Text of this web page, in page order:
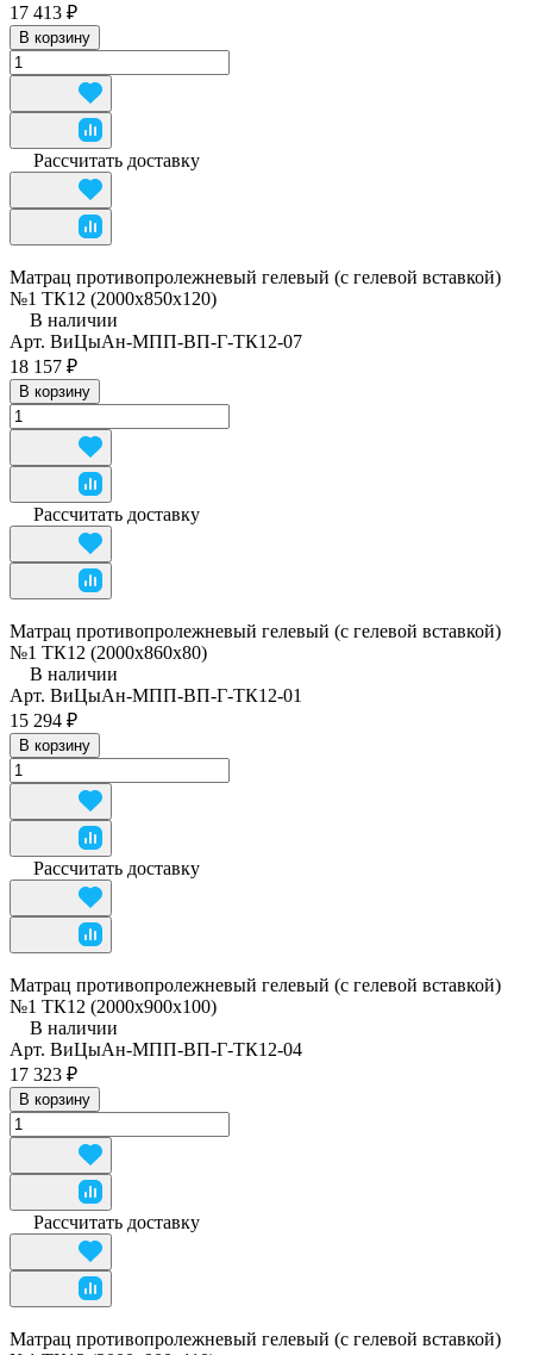
17 413 ₽
В корзину
Рассчитать доставку
Матрац противопролежневый гелевый (с гелевой вставкой)
№1 ТК12 (2000х850х120)
В наличии
Арт. ВиЦыАн-МПП-ВП-Г-ТК12-07
18 157 ₽
В корзину
Рассчитать доставку
Матрац противопролежневый гелевый (с гелевой вставкой)
№1 ТК12 (2000х860х80)
В наличии
Арт. ВиЦыАн-МПП-ВП-Г-ТК12-01
15 294 ₽
В корзину
Рассчитать доставку
Матрац противопролежневый гелевый (с гелевой вставкой)
№1 ТК12 (2000х900х100)
В наличии
Арт. ВиЦыАн-МПП-ВП-Г-ТК12-04
17 323 ₽
В корзину
Рассчитать доставку
Матрац противопролежневый гелевый (с гелевой вставкой)